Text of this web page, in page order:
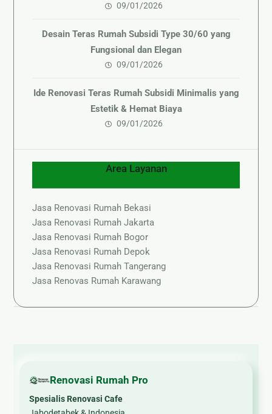
09/01/2026
Desain Teras Rumah Subsidi Type 30/60 yang
Fungsional dan Elegan
09/01/2026
Ide Renovasi Teras Rumah Subsidi Minimalis yang
Estetik & Hemat Biaya
09/01/2026
Area Layanan
Jasa Renovasi Rumah Bekasi
Jasa Renovasi Rumah Jakarta
Jasa Renovasi Rumah Bogor
Jasa Renovasi Rumah Depok
Jasa Renovasi Rumah Tangerang
Jasa Renovas Rumah Karawang
Renovasi Rumah Pro
Spesialis Renovasi Cafe